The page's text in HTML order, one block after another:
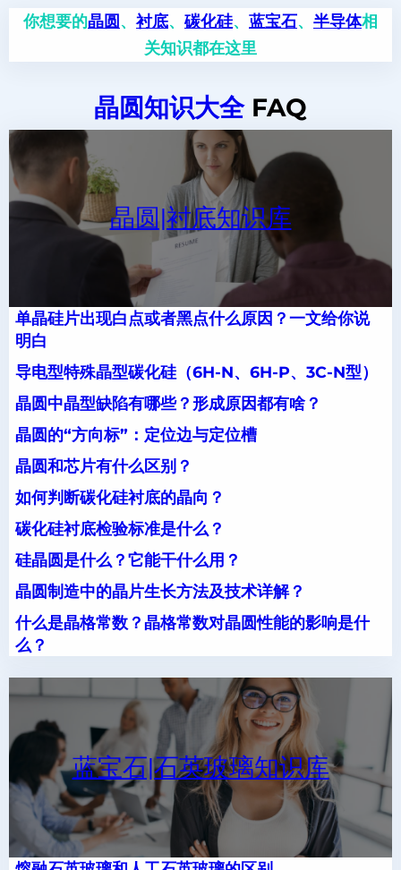
你想要的晶圆 、衬底、 碳化硅、 蓝宝石、 半导体相
关知识都在这里
晶圆知识大全FAQ
晶圆|衬底知识库
单晶硅片出现白点或者黑点什么原因？一文给你说
明白
导电型特殊晶型碳化硅（6H-N、6H-P、3C-N型）
晶圆中晶型缺陷有哪些？形成原因都有啥？
晶圆的“方向标”：定位边与定位槽
晶圆和芯片有什么区别？
如何判断碳化硅衬底的晶向？
碳化硅衬底检验标准是什么？
硅晶圆是什么？它能干什么用？
晶圆制造中的晶片生长方法及技术详解？
什么是晶格常数？晶格常数对晶圆性能的影响是什
么？
蓝宝石|石英玻璃知识库